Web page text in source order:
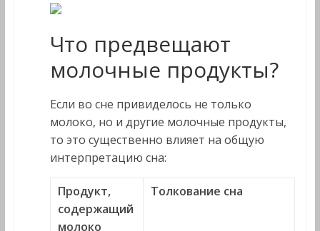
Что предвещают
молочные продукты?
Если во сне привиделось не только
молоко, но и другие молочные продукты,
то это существенно влияет на общую
интерпретацию сна:
Продукт,
содержащий
молоко
Толкование сна